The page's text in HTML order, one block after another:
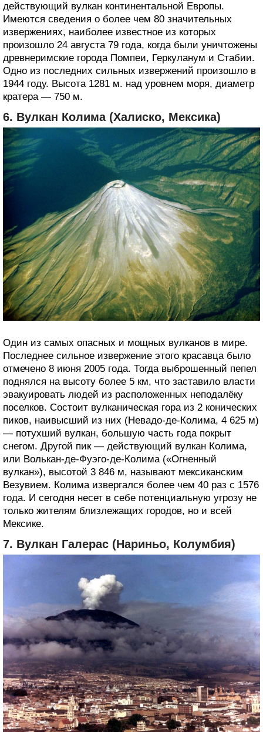
действующий вулкан континентальной Европы.
Имеются сведения о более чем 80 значительных
извержениях, наиболее известное из которых
произошло 24 августа 79 года, когда были уничтожены
древнеримские города Помпеи, Геркуланум и Стабии.
Одно из последних сильных извержений произошло в
1944 году. Высота 1281 м. над уровнем моря, диаметр
кратера — 750 м.
6. Вулкан Колима (Халиско, Мексика)
Один из самых опасных и мощных вулканов в мире.
Последнее сильное извержение этого красавца было
отмечено 8 июня 2005 года. Тогда выброшенный пепел
поднялся на высоту более 5 км, что заставило власти
эвакуировать людей из расположенных неподалёку
поселков. Состоит вулканическая гора из 2 конических
пиков, наивысший из них (Невадо-де-Колима, 4 625 м)
— потухший вулкан, большую часть года покрыт
снегом. Другой пик — действующий вулкан Колима,
или Волькан-де-Фуэго-де-Колима («Огненный
вулкан»), высотой 3 846 м, называют мексиканским
Везувием. Колима извергался более чем 40 раз с 1576
года. И сегодня несет в себе потенциальную угрозу не
только жителям близлежащих городов, но и всей
Мексике.
7. Вулкан Галерас (Нариньо, Колумбия)